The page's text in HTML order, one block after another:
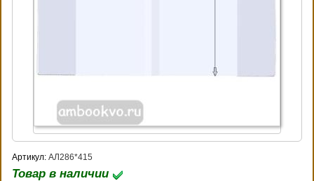
Артикул: АЛ286*415
Товар в наличии